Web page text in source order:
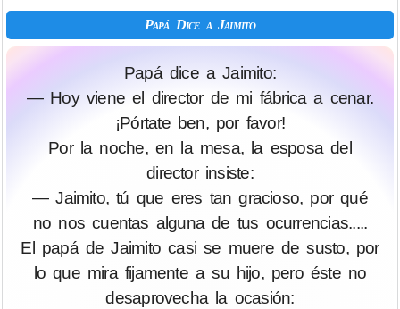
Papá Dice a Jaimito
Papá dice a Jaimito:
— Hoy viene el director de mi fábrica a cenar.
¡Pórtate ben, por favor!
Por la noche, en la mesa, la esposa del
director insiste:
— Jaimito, tú que eres tan gracioso, por qué
no nos cuentas alguna de tus ocurrencias.....
El papá de Jaimito casi se muere de susto, por
lo que mira fijamente a su hijo, pero éste no
desaprovecha la ocasión: